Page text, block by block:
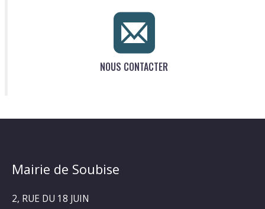
NOUS CONTACTER
Mairie de Soubise
2, RUE DU 18 JUIN